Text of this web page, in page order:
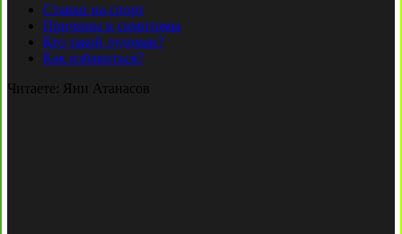
Ставки на спорт
Причины и симптомы
Кто такой лудоман?
Как избавиться?
Читаете: Яни Атанасов